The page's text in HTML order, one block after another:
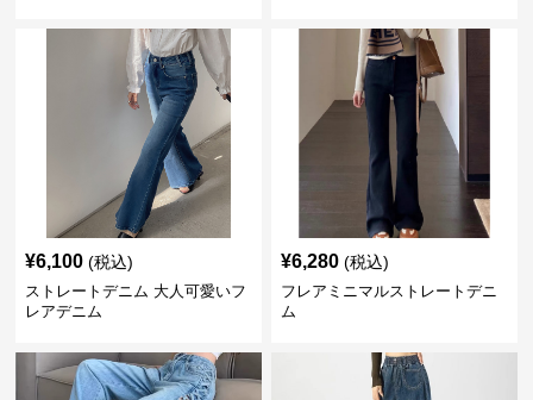
¥6,100 (税込)
ストレートデニム 大人可愛いフ
レアデニム
¥6,280 (税込)
フレアミニマルストレートデニ
ム